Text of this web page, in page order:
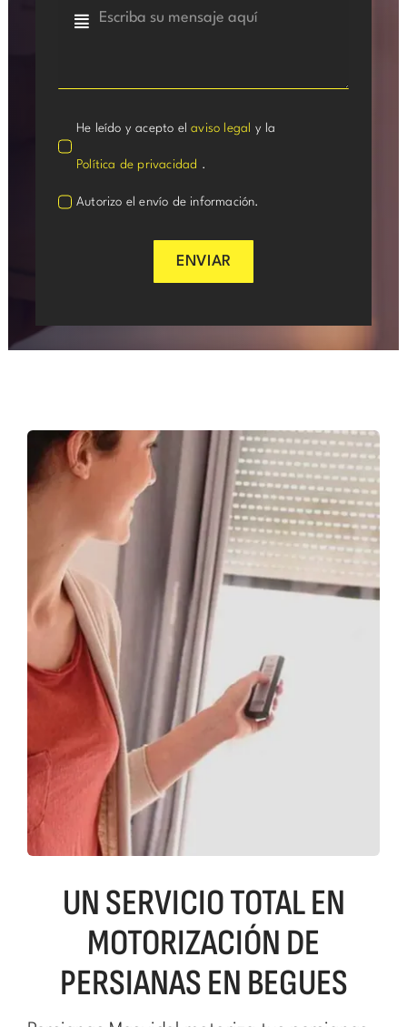
He leído y acepto elaviso legal y la
Política de privacidad .
Autorizo el envío de información.
ENVIAR
UN SERVICIO TOTAL EN
MOTORIZACIÓN DE
PERSIANAS EN BEGUES